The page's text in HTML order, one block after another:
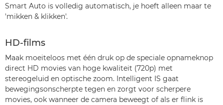
Smart Auto is volledig automatisch, je hoeft alleen maar te
'mikken & klikken'.
HD-films
Maak moeiteloos met één druk op de speciale opnameknop
direct HD movies van hoge kwaliteit (720p) met
stereogeluid en optische zoom. Intelligent IS gaat
bewegingsonscherpte tegen en zorgt voor scherpere
movies, ook wanneer de camera beweegt of als er flink is